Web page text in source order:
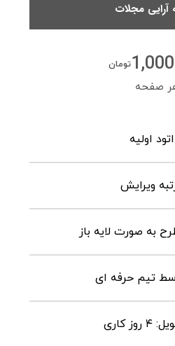
مجلات
تومان
صفحه
به صورت لایه باز
تیم حرفه ای
کاری